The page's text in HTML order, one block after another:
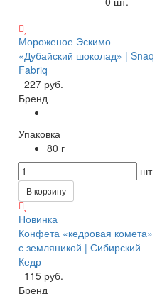
Мороженое Эскимо
«Дубайский шоколад» | Snaq
Fabriq
227 руб.
Бренд
Упаковка
80 г
шт
В корзину
Новинка
Конфета «кедровая комета»
с земляникой | Сибирский
Кедр
115 руб.
Бренд